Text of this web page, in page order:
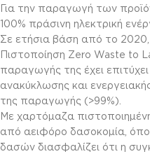
Για την παραγωγή των
100% πράσινη ηλεκτρική
Σε ετήσια βάση από το
Πιστοποίηση Zero Waste to
παραγωγής της έχει
ανακύκλωσης και
της παραγωγής (>99%).
Με χαρτόμαζα
από αειφόρο δασοκομία,
δασών διασφαλίζει ότι η